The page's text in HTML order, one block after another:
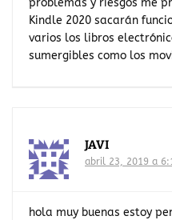
problemas y riesgos me
Kindle 2020 sacarán
varios los libros
sumergibles como los
JAVI
abril 23, 2019 a
hola muy buenas estoy